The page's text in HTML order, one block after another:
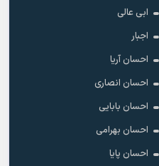
ابی عالی
اجبار
احسان آریا
احسان انصاری
احسان بابایی
احسان بهرامی
احسان پایا